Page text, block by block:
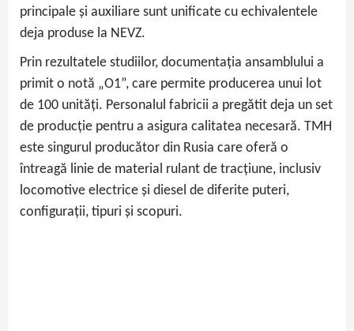
principale și auxiliare sunt unificate cu echivalentele
deja produse la NEVZ.
Prin rezultatele studiilor, documentația ansamblului a
primit o notă „O1”, care permite producerea unui lot
de 100 unități. Personalul fabricii a pregătit deja un set
de producție pentru a asigura calitatea necesară. TMH
este singurul producător din Rusia care oferă o
întreagă linie de material rulant de tracțiune, inclusiv
locomotive electrice și diesel de diferite puteri,
configurații, tipuri și scopuri.